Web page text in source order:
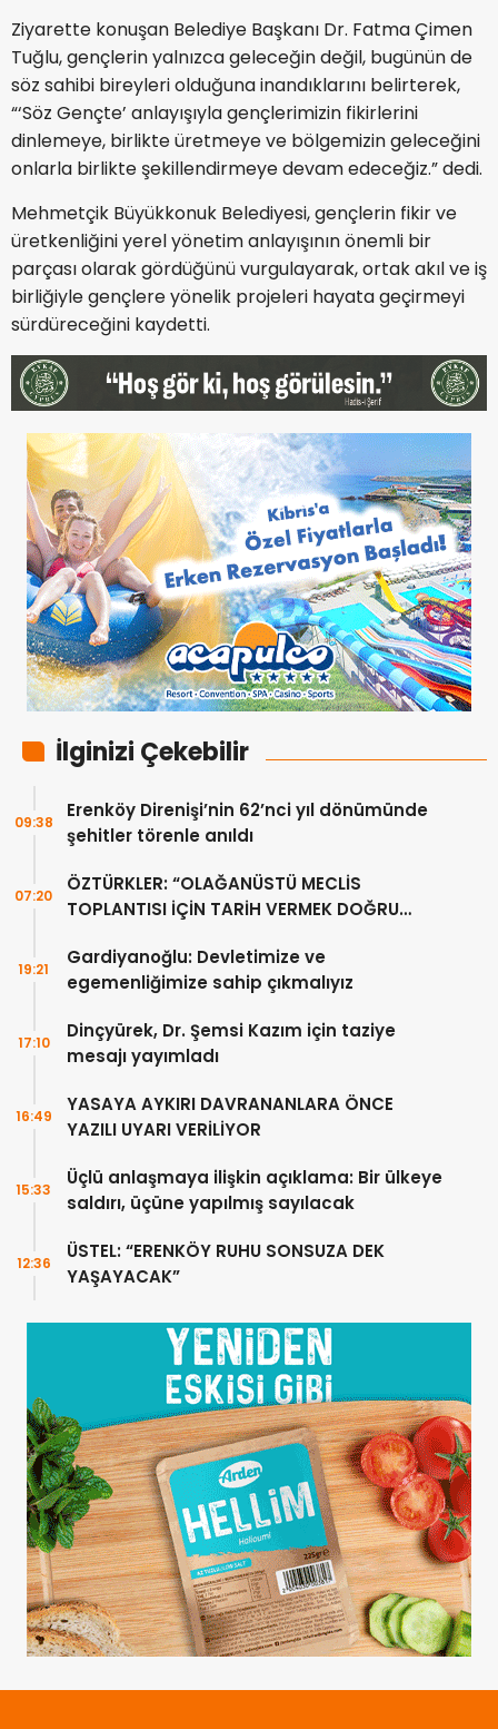
Ziyarette konuşan Belediye Başkanı Dr. Fatma Çimen
Tuğlu, gençlerin yalnızca geleceğin değil, bugünün de
söz sahibi bireyleri olduğuna inandıklarını belirterek,
“‘Söz Gençte’ anlayışıyla gençlerimizin fikirlerini
dinlemeye, birlikte üretmeye ve bölgemizin geleceğini
onlarla birlikte şekillendirmeye devam edeceğiz.” dedi.
Mehmetçik Büyükkonuk Belediyesi, gençlerin fikir ve
üretkenliğini yerel yönetim anlayışının önemli bir
parçası olarak gördüğünü vurgulayarak, ortak akıl ve iş
birliğiyle gençlere yönelik projeleri hayata geçirmeyi
sürdüreceğini kaydetti.
İlginizi Çekebilir
Erenköy Direnişi’nin 62’nci yıl dönümünde
şehitler törenle anıldı
09:38
ÖZTÜRKLER: “OLAĞANÜSTÜ MECLİS
TOPLANTISI İÇİN TARİH VERMEK DOĞRU
07:20
Gardiyanoğlu: Devletimize ve
egemenliğimize sahip çıkmalıyız
19:21
Dinçyürek, Dr. Şemsi Kazım için taziye
mesajı yayımladı
17:10
YASAYA AYKIRI DAVRANANLARA ÖNCE
YAZILI UYARI VERİLİYOR
16:49
Üçlü anlaşmaya ilişkin açıklama: Bir ülkeye
saldırı, üçüne yapılmış sayılacak
15:33
ÜSTEL: “ERENKÖY RUHU SONSUZA DEK
YAŞAYACAK”
12:36